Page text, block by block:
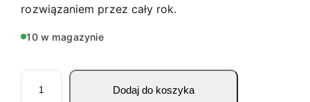
rozwiązaniem przez cały rok.
10 w magazynie
i
Dodaj do koszyka